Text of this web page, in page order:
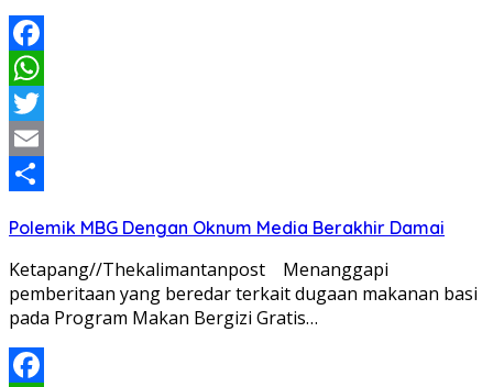
Facebook
WhatsApp
Twitter
Email
Polemik MBG Dengan Oknum Media Berakhir Damai
Ketapang//Thekalimantanpost Menanggapi
pemberitaan yang beredar terkait dugaan makanan basi
pada Program Makan Bergizi Gratis…